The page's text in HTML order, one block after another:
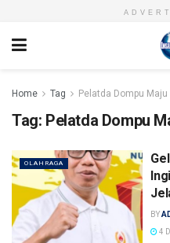
Home Tag Pelatda Dompu Maju
Tag: Pelatda Dompu
OLAHRAGA
BY
4